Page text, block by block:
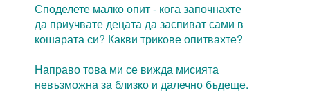
Споделете малко опит - кога започнахте
да приучвате децата да заспиват сами в
кошарата си? Какви трикове опитвахте?
Направо това ми се вижда мисията
невъзможна за близко и далечно бъдеще.